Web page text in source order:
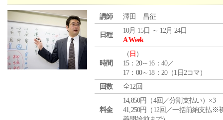
講師 澤田 昌征
日程
10月 15日 ～ 12月 24日
A Week
時間
（ 日 ）
15：20～16：40／
17：00～18：20（1日2コマ）
回数
全12回
料金
14,850円（4回／分割支払い）×3
41,250円（12回／一括前納支払※